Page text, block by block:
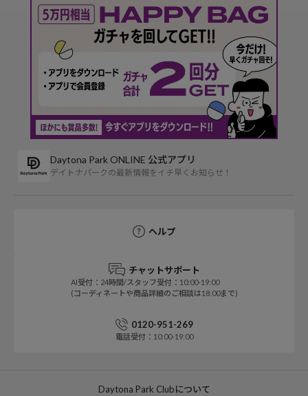
Daytona Park ONLINE 公式アプリ
デイトナパークの最新情報をイチ早くお知らせ！
ヘルプ
チャットサポート
AI受付：24時間/スタッフ受付：10:00-19:00
(コーディネートや商品詳細のご相談は18:00まで)
0120-951-269
電話受付：10:00-19:00
Daytona Park Clubについて